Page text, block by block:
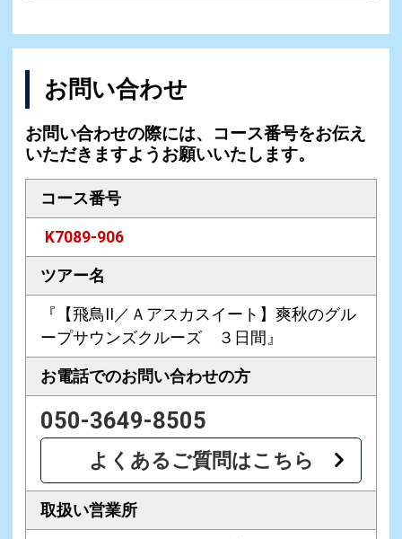
お問い合わせ
お問い合わせの際には、コース番号をお伝え
いただきますようお願いいたします。
コース番号
K7089-906
ツアー名
『【飛鳥II／Ａアスカスイート】爽秋のグル
ープサウンズクルーズ ３日間』
お電話でのお問い合わせの方
050-3649-8505
よくあるご質問はこちら
取扱い営業所